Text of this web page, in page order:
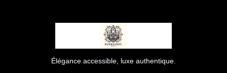
Élégance accessible, luxe authentique.